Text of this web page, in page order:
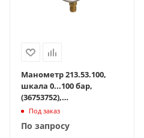
Манометр 213.53.100,
шкала 0...100 бар,
(36753752),
гидрозаполнение, кл.
радиальный G1/2
Под заказ
По запросу